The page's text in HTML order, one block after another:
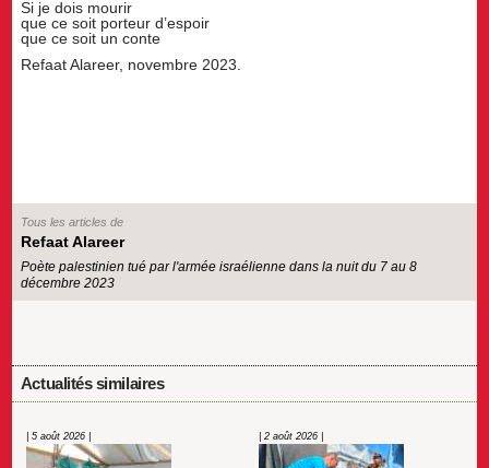
Si je dois mourir
que ce soit porteur d’espoir
que ce soit un conte
Refaat Alareer, novembre 2023.
Tous les articles de
Refaat Alareer
Poète palestinien tué par l'armée israélienne dans la nuit du 7 au 8
décembre 2023
Actualités similaires
| 5 août 2026 | | 2 août 2026 |